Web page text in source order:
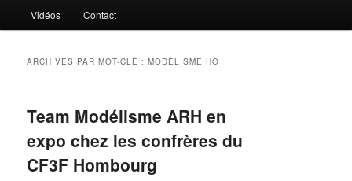
contenu
principal
contenu
secondaire
Vidéos Contact
ARCHIVES PAR MOT-CLÉ :MODÉLISME HO
Team Modélisme ARH en
expo chez les confrères du
CF3F Hombourg